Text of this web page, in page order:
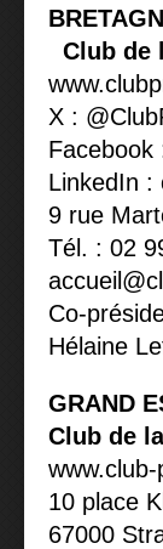
Club de
X :
LinkedIn :
9 rue
Tél. : 02
Co-
Hélaine
GRAND
Club de
10 place
67000